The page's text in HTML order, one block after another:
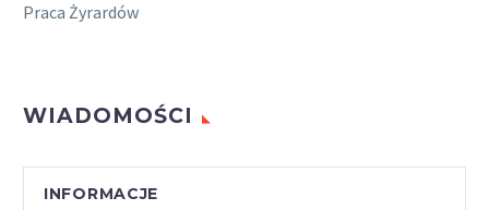
Praca Żyrardów
WIADOMOŚCI
INFORMACJE